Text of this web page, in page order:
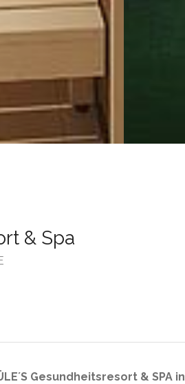
& Spa
Gesundheitsresort & SPA in